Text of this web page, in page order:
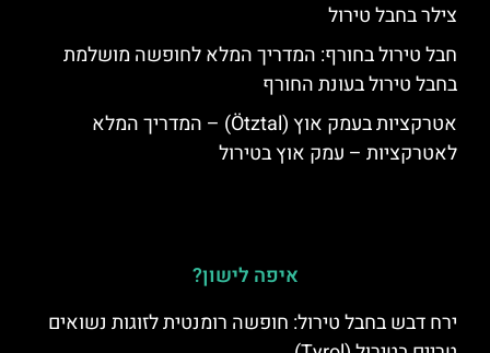
צילר בחבל טירול
חבל טירול בחורף: המדריך המלא לחופשה מושלמת
בחבל טירול בעונת החורף
אטרקציות בעמק אוץ (Ötztal) – המדריך המלא
לאטרקציות – עמק אוץ בטירול
איפה לישון?
ירח דבש בחבל טירול: חופשה רומנטית לזוגות נשואים